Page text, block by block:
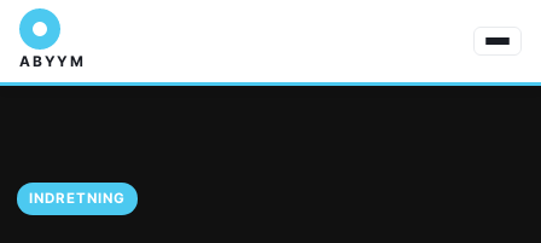
ABYYM
INDRETNING